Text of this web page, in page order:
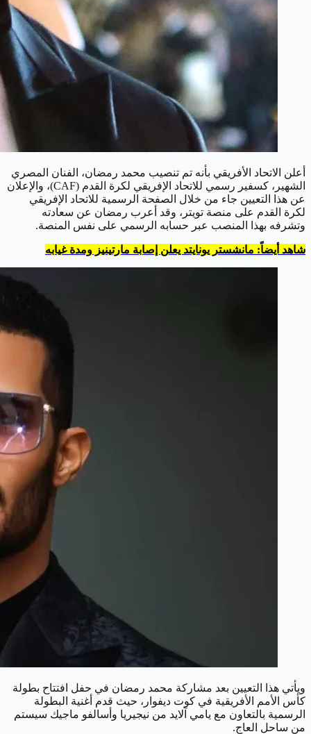
أعلن الاتحاد الأفريقي بأنه تم تنصيب محمد رمضان، الفنان المصري
الشهير، كسفير رسمي للاتحاد الإفريقي لكرة القدم (CAF)، والإعلان
عن هذا التعيين جاء من خلال الصفحة الرسمية للاتحاد الإفريقي
لكرة القدم على منصة تويتر، وقد أعرب رمضان عن سعادته
وتشرفه بهذا المنصب عبر حسابه الرسمي على نفس المنصة.
شاهد أيضاً: مانشستر يونايتد يعلن إصابة مارتينيز ومدة غيابه
ويأتي هذا التعيين بعد مشاركة محمد رمضان في حفل افتتاح بطولة
كأس الأمم الأفريقية في كوت ديفوار، حيث قدم أغنية البطولة
الرسمية بالتعاون مع يامي آلايد من نيجيريا وأسالفو ماجيك سيستم
من ساحل العاج.